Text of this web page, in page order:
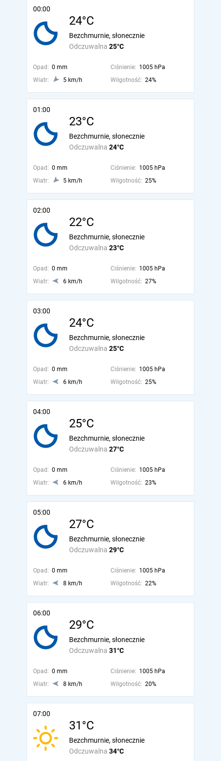
00:00
24°C
Odczuwalna 25°C
Bezchmurnie, słonecznie
Opad: 0 mm Ciśnienie: 1005 hPa
Wiatr:
5 km/h Wilgotność: 24%
01:00
23°C
Odczuwalna 24°C
Bezchmurnie, słonecznie
Opad: 0 mm Ciśnienie: 1005 hPa
Wiatr:
5 km/h Wilgotność: 25%
02:00
22°C
Odczuwalna 23°C
Bezchmurnie, słonecznie
Opad: 0 mm Ciśnienie: 1005 hPa
Wiatr:
6 km/h Wilgotność: 27%
03:00
24°C
Odczuwalna 25°C
Bezchmurnie, słonecznie
Opad: 0 mm Ciśnienie: 1005 hPa
Wiatr:
6 km/h Wilgotność: 25%
04:00
25°C
Odczuwalna 27°C
Bezchmurnie, słonecznie
Opad: 0 mm Ciśnienie: 1005 hPa
Wiatr:
6 km/h Wilgotność: 23%
05:00
27°C
Odczuwalna 29°C
Bezchmurnie, słonecznie
Opad: 0 mm Ciśnienie: 1005 hPa
Wiatr:
8 km/h Wilgotność: 22%
06:00
29°C
Odczuwalna 31°C
Bezchmurnie, słonecznie
Opad: 0 mm Ciśnienie: 1005 hPa
Wiatr:
8 km/h Wilgotność: 20%
07:00
31°C
Odczuwalna 34°C
Bezchmurnie, słonecznie